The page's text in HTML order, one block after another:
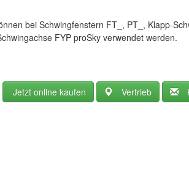
bei Schwingfenstern FT_, PT_, Klapp-
FYP proSky verwendet werden.
Jetzt online kaufen Vertrieb